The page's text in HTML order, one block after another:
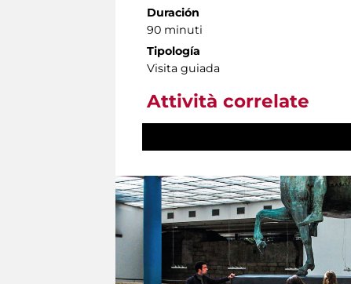
Duración
90 minuti
Tipología
Visita guiada
Attività correlate